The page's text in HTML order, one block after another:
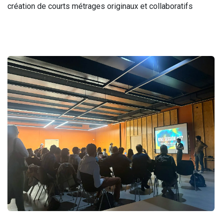
création de courts métrages originaux et collaboratifs